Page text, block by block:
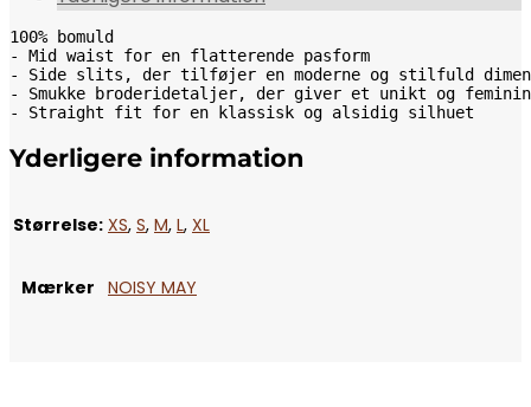
100% bomuld
- Mid waist for en flatterende pasform
- Side slits, der tilføjer en moderne og stilfuld
- Smukke broderidetaljer, der giver et unikt og
Yderligere information
Størrelse: XS, S, M, L, XL
Mærker NOISY MAY